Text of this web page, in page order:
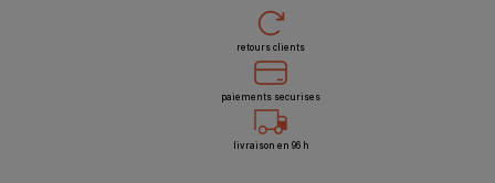
retours clients
paiements securises
livraison en 96 h